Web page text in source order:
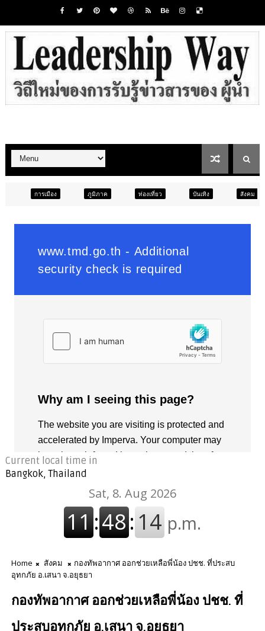
ภูมิภาค ท่องเที่ยว บันเทิง สังคม ภูมิภาค
Current local time in
Bangkok, Thailand
Home สังคม
กองทัพอากาศ ออกช่วยเหลือพี่น้อง ปชช. ที่ประสบ
อุทกภัย อ.เสนา จ.อยุธยา
กองทัพอากาศ ออกช่วยเหลือพี่น้อง ปชช. ที่
ประสบอุทกภัย อ.เสนา จ.อยุธยา